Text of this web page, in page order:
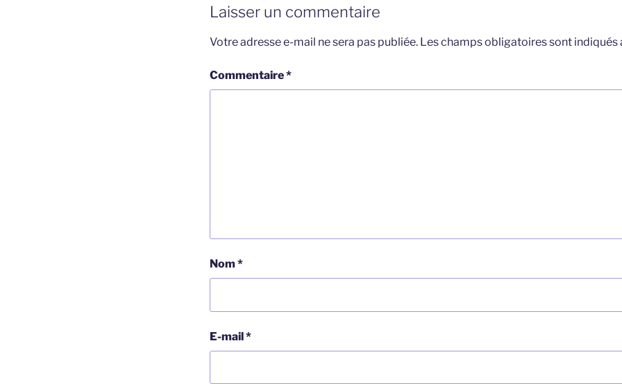
Laisser un commentaire
Votre adresse e-mail ne sera pas publiée. Les champs obligatoires sont indiqués
Commentaire*
Nom *
E-mail*